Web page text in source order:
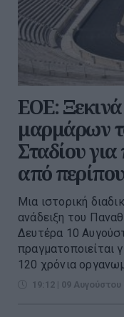
ΕΟΕ:
μαρμάρων
Σταδίου
από
Μια ιστορική
ανάδειξη του
Δευτέρα 10
πραγματοποιείται
120 χρόνια
19:12 | 09 Αυγούστου